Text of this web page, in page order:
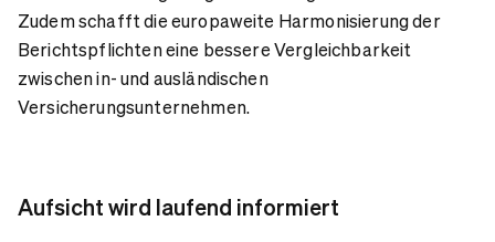
Zudem schafft die europaweite Harmonisierung der
Berichtspflichten eine bessere Vergleichbarkeit
zwischen in- und ausländischen
Versicherungsunternehmen.
Aufsicht wird laufend informiert